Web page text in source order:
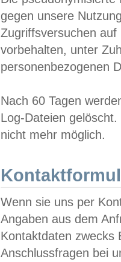
gegen unsere
Zugriffsversuchen
vorbehalten, unter
personenbezogenen
Nach 60 Tagen
Log-Dateien
nicht mehr möglich.
Wenn sie uns per
Angaben aus dem
Kontaktdaten zwecks
Anschlussfragen bei